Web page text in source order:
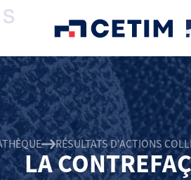
RÉSULTATS D'ACTIONS
LA